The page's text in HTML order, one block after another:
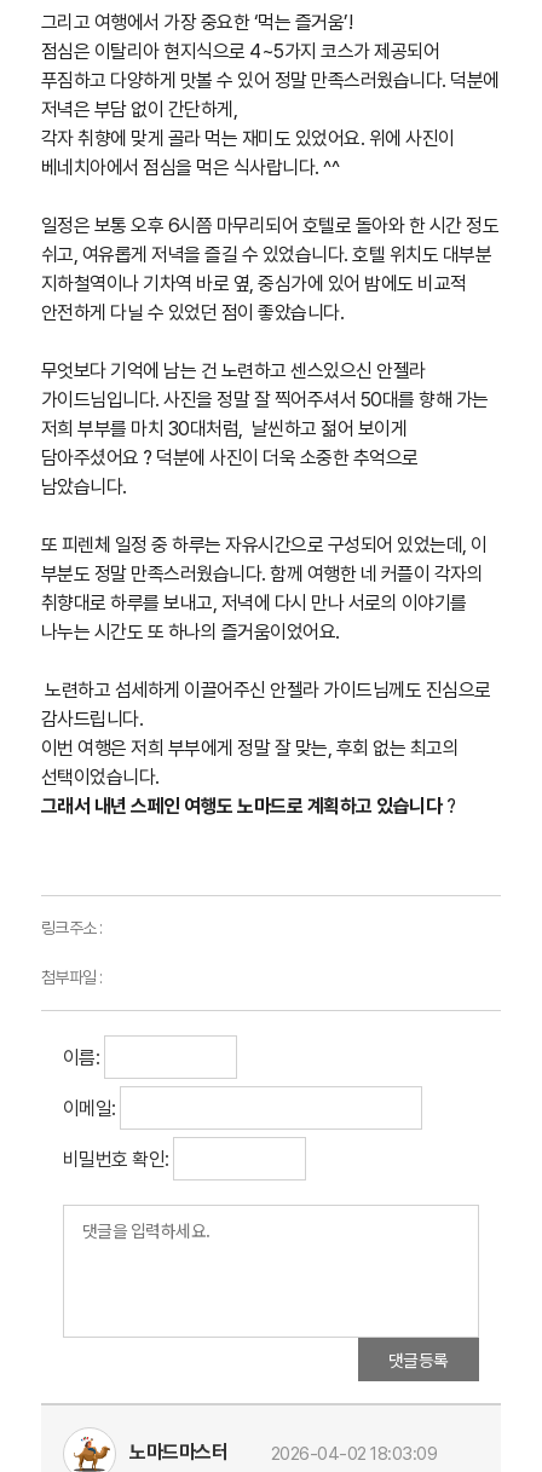
그리고 여행에서 가장 중요한 ‘먹는 즐거움’!
점심은 이탈리아 현지식으로 4~5가지 코스가 제공되어
푸짐하고 다양하게 맛볼 수 있어 정말 만족스러웠습니다. 덕분에
저녁은 부담 없이 간단하게,
각자 취향에 맞게 골라 먹는 재미도 있었어요. 위에 사진이
베네치아에서 점심을 먹은 식사랍니다. ^^
일정은 보통 오후 6시쯤 마무리되어 호텔로 돌아와 한 시간 정도
쉬고, 여유롭게 저녁을 즐길 수 있었습니다. 호텔 위치도 대부분
지하철역이나 기차역 바로 옆, 중심가에 있어 밤에도 비교적
안전하게 다닐 수 있었던 점이 좋았습니다.
무엇보다 기억에 남는 건 노련하고 센스있으신 안젤라
가이드님입니다. 사진을 정말 잘 찍어주셔서 50대를 향해 가는
저희 부부를 마치 30대처럼, 날씬하고 젊어 보이게
담아주셨어요 ? 덕분에 사진이 더욱 소중한 추억으로
남았습니다.
또 피렌체 일정 중 하루는 자유시간으로 구성되어 있었는데, 이
부분도 정말 만족스러웠습니다. 함께 여행한 네 커플이 각자의
취향대로 하루를 보내고, 저녁에 다시 만나 서로의 이야기를
나누는 시간도 또 하나의 즐거움이었어요.
노련하고 섬세하게 이끌어주신 안젤라 가이드님께도 진심으로
감사드립니다.
이번 여행은 저희 부부에게 정말 잘 맞는, 후회 없는 최고의
선택이었습니다.
그래서 내년 스페인 여행도 노마드로 계획하고 있습니다?
링크주소 :
첨부파일 :
이름:
이메일:
비밀번호 확인:
댓글등록
노마드마스터 2026-04-02 18:03:09